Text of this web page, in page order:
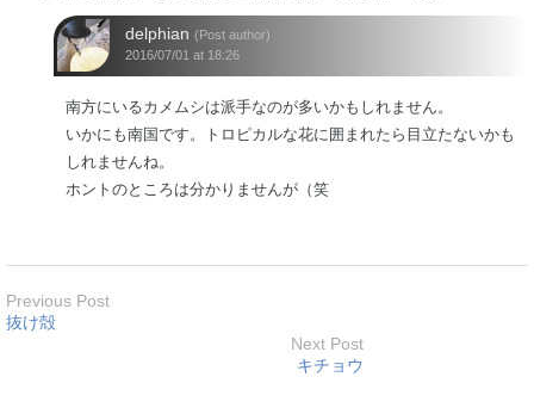
delphian (Post author)
2016/07/01 at 18:26
南方にいるカメムシは派手なのが多いかもしれません。
いかにも南国です。トロピカルな花に囲まれたら目立たないかも
しれませんね。
ホントのところは分かりませんが（笑
Previous Post
抜け殻
Next Post
キチョウ